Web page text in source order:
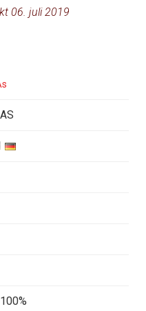
06. juli 2019